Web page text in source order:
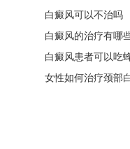
白癜风可以不治吗
白癜风的治疗有哪
白癜风患者可以吃
女性如何治疗颈部